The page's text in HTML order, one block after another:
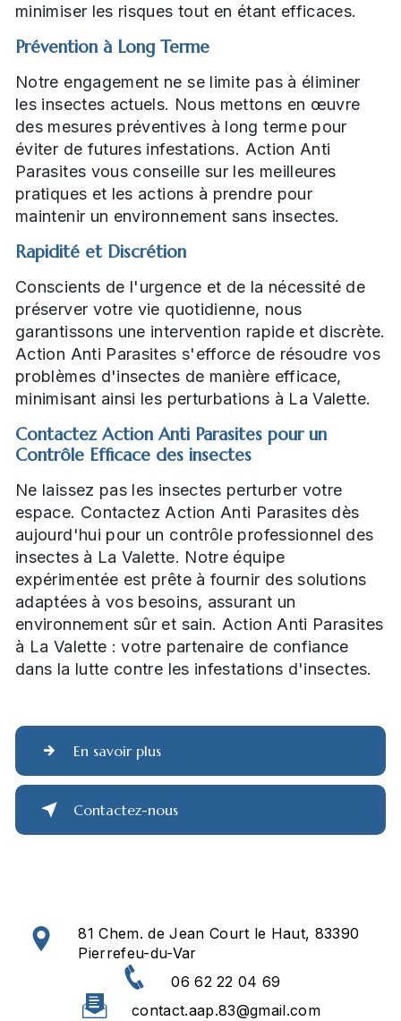
minimiser les risques tout en étant efficaces.
Prévention à Long Terme
Notre engagement ne se limite pas à éliminer
les insectes actuels. Nous mettons en œuvre
des mesures préventives à long terme pour
éviter de futures infestations. Action Anti
Parasites vous conseille sur les meilleures
pratiques et les actions à prendre pour
maintenir un environnement sans insectes.
Rapidité et Discrétion
Conscients de l'urgence et de la nécessité de
préserver votre vie quotidienne, nous
garantissons une intervention rapide et discrète.
Action Anti Parasites s'efforce de résoudre vos
problèmes d'insectes de manière efficace,
minimisant ainsi les perturbations à La Valette.
Contactez Action Anti Parasites pour un
Contrôle Efficace des insectes
Ne laissez pas les insectes perturber votre
espace. Contactez Action Anti Parasites dès
aujourd'hui pour un contrôle professionnel des
insectes à La Valette. Notre équipe
expérimentée est prête à fournir des solutions
adaptées à vos besoins, assurant un
environnement sûr et sain. Action Anti Parasites
à La Valette : votre partenaire de confiance
dans la lutte contre les infestations d'insectes.
En savoir plus
Contactez-nous
81 Chem. de Jean Court le Haut, 83390
Pierrefeu-du-Var
06 62 22 04 69
contact.aap.83@gmail.com